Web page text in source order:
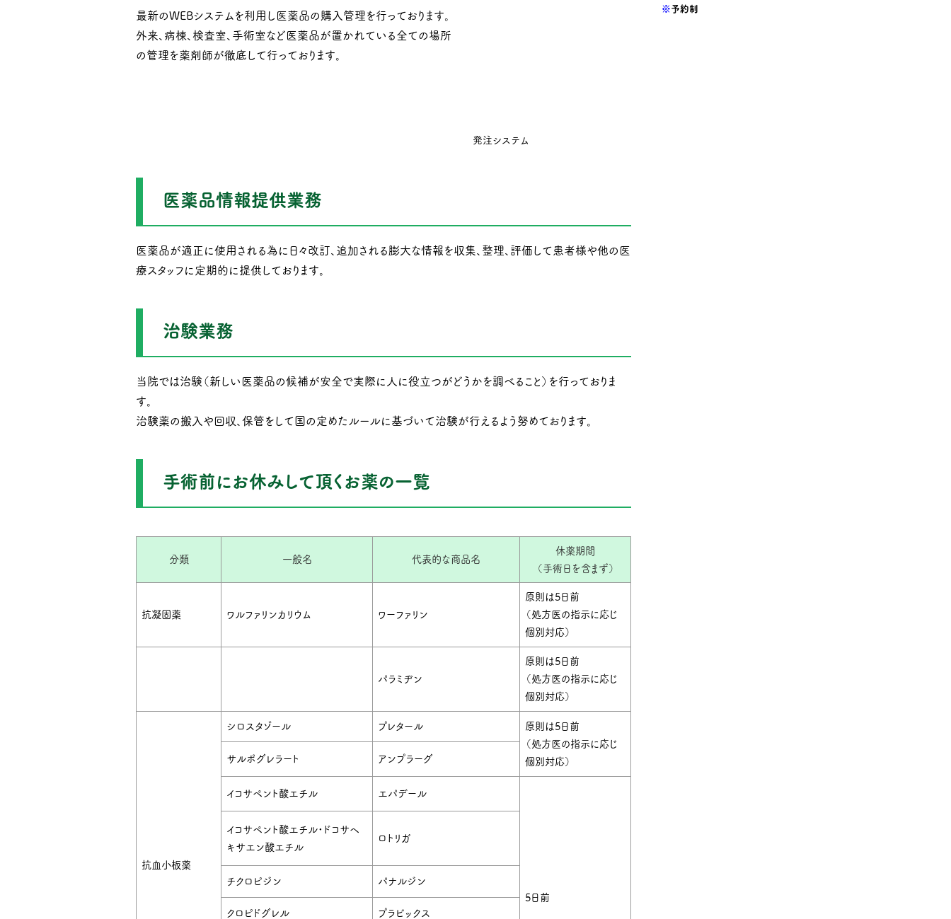
発注システム
最新のWEBシステムを利用し医薬品の購入管理を行っております。
外来、病棟、検査室、手術室など医薬品が置かれている全ての場所
の管理を薬剤師が徹底して行っております。
医薬品情報提供業務
医薬品が適正に使用される為に日々改訂、追加される膨大な情報を収集、整理、評価して患者様や他の医
療スタッフに定期的に提供しております。
治験業務
当院では治験（新しい医薬品の候補が安全で実際に人に役立つがどうかを調べること）を行っておりま
す。
治験薬の搬入や回収、保管をして国の定めたルールに基づいて治験が行えるよう努めております。
手術前にお休みして頂くお薬の一覧
分類 一般名 代表的な商品名
休薬期間
（手術日を含まず）
抗凝固薬 ワルファリンカリウム ワーファリン
原則は5日前
（処方医の指示に応じ
個別対応）
パラミヂン
原則は5日前
（処方医の指示に応じ
個別対応）
抗血小板薬
シロスタゾール プレタール
原則は5日前
（処方医の指示に応じ
個別対応）
サルポグレラート アンプラーグ
イコサペント酸エチル エパデール
5日前
イコサペント酸エチル・ドコサヘ
キサエン酸エチル
ロトリガ
チクロピジン パナルジン
クロピドグレル プラビックス
※予約制